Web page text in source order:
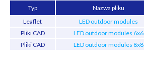
Typ Nazwa pliku
Leaflet
LED outdoor modules
Pliki CAD
LED outdoor modules 6x6
Pliki CAD
LED outdoor modules 8x8